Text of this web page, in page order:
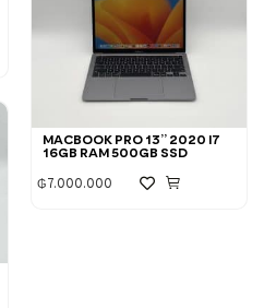
MACBOOK PRO 13” 2020 I7
16GB RAM 500GB SSD
₲7.000.000